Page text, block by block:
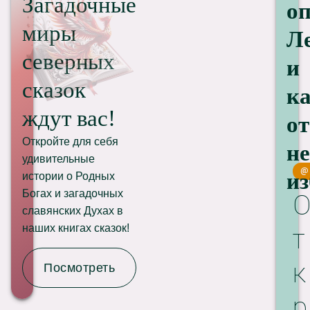
миры
северных
сказок
ждут вас!
Откройте для себя
удивительные
истории о Родных
Богах и загадочных
славянских Духах в
наших книгах сказок!
Посмотреть
т
к
и
от